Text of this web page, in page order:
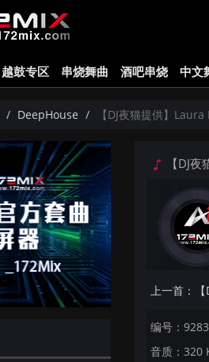
越鼓专区 串烧舞曲 酒吧串烧 中文
DeepHouse 【DJ夜猫提供】
【DJ
编号：
音质：320